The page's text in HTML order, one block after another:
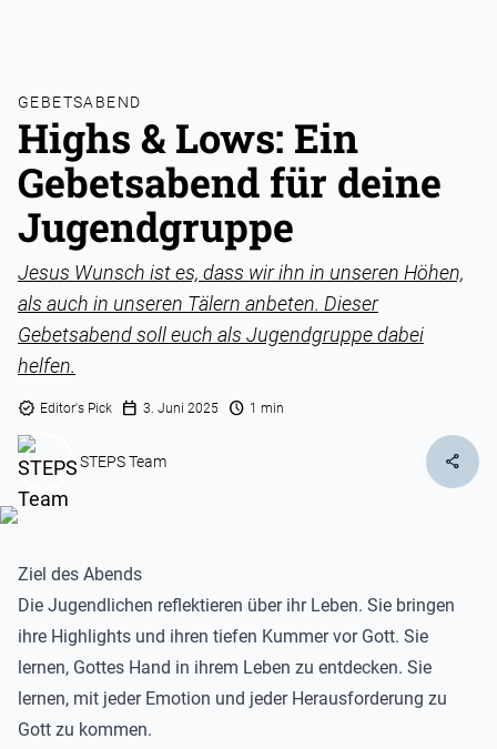
GEBETSABEND
Highs & Lows: Ein
Gebetsabend für deine
Jugendgruppe
Jesus Wunsch ist es, dass wir ihn in unseren Höhen,
als auch in unseren Tälern anbeten. Dieser
Gebetsabend soll euch als Jugendgruppe dabei
helfen.
verified Editor's Pick calendar_today 3. Juni 2025 schedule 1 min
STEPS Team share
Ziel des Abends
Die Jugendlichen reflektieren über ihr Leben. Sie bringen
ihre Highlights und ihren tiefen Kummer vor Gott. Sie
lernen, Gottes Hand in ihrem Leben zu entdecken. Sie
lernen, mit jeder Emotion und jeder Herausforderung zu
Gott zu kommen.